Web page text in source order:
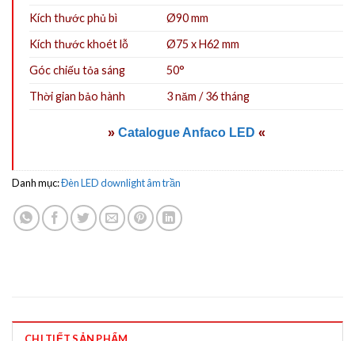
Kích thước phủ bì
Ø90 mm
Kích thước khoét lỗ
Ø75 x H62 mm
Góc chiếu tỏa sáng
50°
Thời gian bảo hành
3 năm / 36 tháng
» Catalogue Anfaco LED «
Danh mục:Đèn LED downlight âm trần